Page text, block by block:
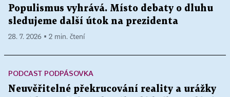
Populismus vyhrává. Místo debaty o dluhu
sledujeme další útok na prezidenta
28. 7. 2026 ▪ 2 min. čtení
PODCAST PODPÁSOVKA
Neuvěřitelné překrucování reality a urážky